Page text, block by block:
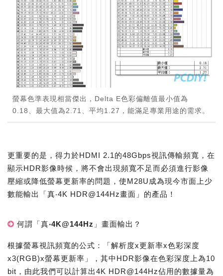
螢幕色準表現相當傑出，Delta E色彩偏離值最小值為
0.18、最大值為2.71、平均1.27，能滿足專業用途的需求。
更重要的是，得力於HDMI 2.1的48Gbps視訊傳輸頻寬，在
顯示HDR影像時候，將不會出現頻寬不足而必須進行影像
壓縮或降低螢幕更新率的問題，使M28U成為現今市面上少
數能輸出「真‧4K HDR@144Hz畫面」的產品！
何謂「真‧4K@144Hz」畫面輸出？
根據螢幕視訊頻寬的公式：「解析度x更新率x色彩深度
x3(RGB)x螢幕更新率」，其中HDR影像在色彩深度上為10
bit，由此我們可以計算出4K HDR@144Hz佔用的數據量為